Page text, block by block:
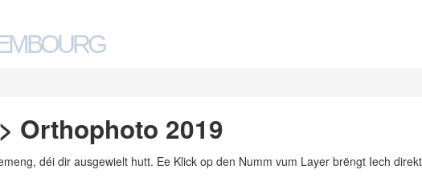
Orthophoto 2019
déi dir ausgewielt hutt. Ee Klick op den Numm vum Layer brëngt Iech